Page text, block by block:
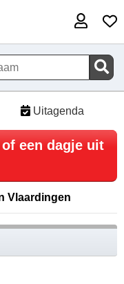
Uitagenda
een dagje uit
Vlaardingen